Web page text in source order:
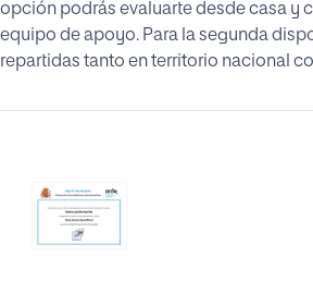
opción podrás evaluarte desde casa y
equipo de apoyo. Para la segunda
repartidas tanto en territorio nacional